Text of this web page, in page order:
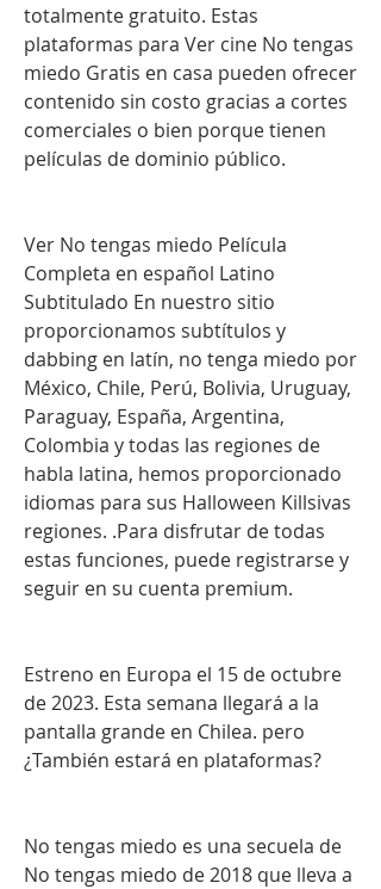
totalmente gratuito. Estas
plataformas para Ver cine No tengas
miedo Gratis en casa pueden ofrecer
contenido sin costo gracias a cortes
comerciales o bien porque tienen
películas de dominio público.
Ver No tengas miedo Película
Completa en español Latino
Subtitulado En nuestro sitio
proporcionamos subtítulos y
dabbing en latín, no tenga miedo por
México, Chile, Perú, Bolivia, Uruguay,
Paraguay, España, Argentina,
Colombia y todas las regiones de
habla latina, hemos proporcionado
idiomas para sus Halloween Killsivas
regiones. .Para disfrutar de todas
estas funciones, puede registrarse y
seguir en su cuenta premium.
Estreno en Europa el 15 de octubre
de 2023. Esta semana llegará a la
pantalla grande en Chilea. pero
¿También estará en plataformas?
No tengas miedo es una secuela de
No tengas miedo de 2018 que lleva a